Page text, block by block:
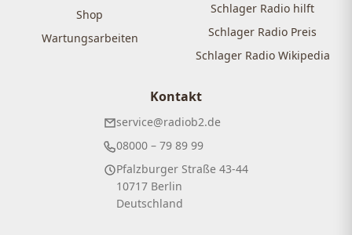
Shop
Wartungsarbeiten
Schlager Radio hilft
Schlager Radio Preis
Schlager Radio Wikipedia
Kontakt
service@radiob2.de
08000 – 79 89 99
Pfalzburger Straße 43-44
10717 Berlin
Deutschland